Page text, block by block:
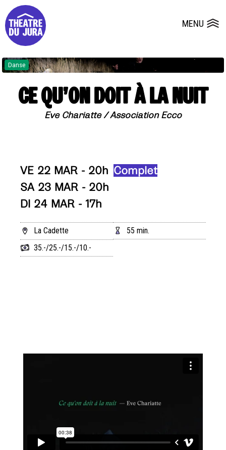
MENU
Presse
Salles
Dépôts de dossiers
Danse
CE QU’ON DOIT À LA NUIT
Eve Chariatte / Association Ecco
VE 22 MAR - 20h Complet
SA 23 MAR - 20h
DI 24 MAR - 17h
La Cadette
55 min.
35.-/25.-/15.-/10.-